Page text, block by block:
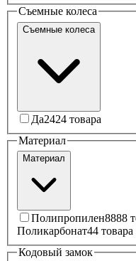
Съемные колеса
Съемные колеса
Да2424 товара
Материал
Материал
Полипропилен8888
Поликарбонат44 товара
Кодовый замок